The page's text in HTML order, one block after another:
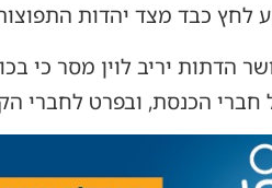
לחץ כבד מצד יהדות
הדתות יריב לוין מסר כי
הכנסת, ובפרט לחברי